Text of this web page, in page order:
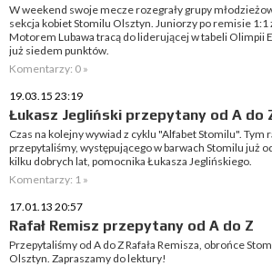
W weekend swoje mecze rozegrały grupy
sekcja kobiet Stomilu Olsztyn. Juniorzy po remisie 1:1
Motorem Lubawa tracą do liderującej w tabeli Olimpii
już siedem punktów.
Komentarzy: 0 »
19.03.15 23:19
Łukasz Jegliński przepytany od A do
Czas na kolejny wywiad z cyklu "Alfabet Stomilu". Tym
przepytaliśmy, występującego w barwach Stomilu już
kilku dobrych lat, pomocnika Łukasza Jeglińskiego.
Komentarzy: 1 »
17.01.13 20:57
Rafał Remisz przepytany od A do Z
Przepytaliśmy od A do Z Rafała Remisza, obrońce
Olsztyn. Zapraszamy do lektury!